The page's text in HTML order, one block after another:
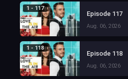
1 - 117
Episode 117
Aug. 06, 2026
1 - 118
Episode 118
Aug. 06, 2026